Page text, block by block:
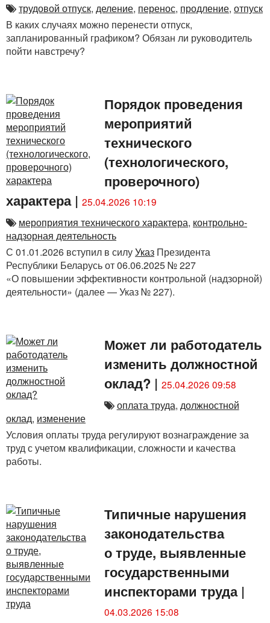
трудовой отпуск, деление, перенос, продление, отпуск
В каких случаях можно перенести отпуск,
запланированный графиком? Обязан ли руководитель
пойти навстречу?
Порядок проведения
мероприятий
технического
(технологического,
проверочного)
характера| 25.04.2026 10:19
мероприятия технического характера, контрольно-
надзорная деятельность
С 01.01.2026 вступил в силуУказ Президента
Республики Беларусь от 06.06.2025 № 227
«О повышении эффективности контрольной (надзорной)
деятельности» (далее — Указ № 227).
Может ли работодатель
изменить должностной
оклад? | 25.04.2026 09:58
оплата труда, должностной
оклад, изменение
Условия оплаты труда регулируют вознаграждение за
труд с учетом квалификации, сложности и качества
работы.
Типичные нарушения
законодательства
о труде, выявленные
государственными
инспекторами труда|
04.03.2026 15:08